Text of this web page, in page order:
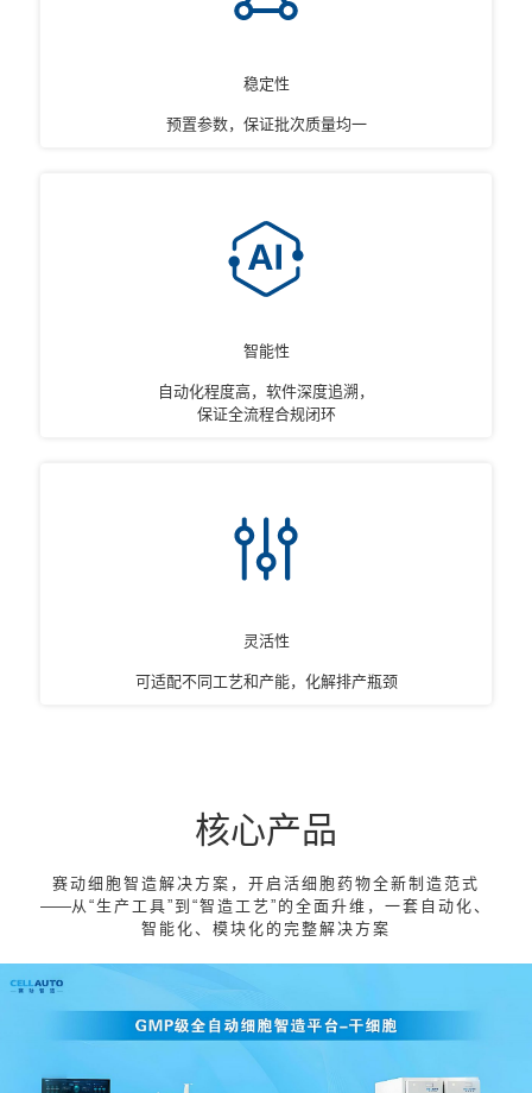
稳定性
预置参数，保证批次质量均一
智能性
自动化程度高，软件深度追溯，
保证全流程合规闭环
灵活性
可适配不同工艺和产能，化解排产瓶颈
核心产品
赛动细胞智造解决方案，开启活细胞药物全新制造范式
——从“生产工具”到“智造工艺”的全面升维，一套自动化、
智能化、模块化的完整解决方案